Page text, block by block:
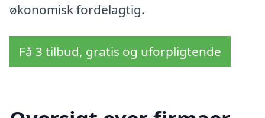
økonomisk fordelagtig.
Få 3 tilbud, gratis og uforpligtende